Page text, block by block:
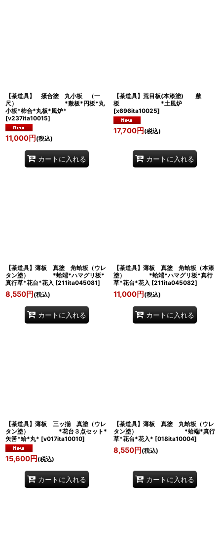
【茶道具】 掻合塗 丸小板 （一
尺） *敷板*円板*丸
小板*柿合*丸板*風炉*
[v237ita10015]
11,000円 (税込)
カートに入れる
【茶道具】荒目板(本漆塗) 敷
板 *土風炉
[x696ita10025]
17,700円 (税込)
カートに入れる
【茶道具】薄板 真塗 角蛤板（ウレ
タン塗） *蛤端*ハマグリ板*
真行草*花台*花入 [211ita045081]
8,550円 (税込)
カートに入れる
【茶道具】薄板 真塗 角蛤板（本漆
塗） *蛤端*ハマグリ板*真行
草*花台*花入 [211ita045082]
11,000円 (税込)
カートに入れる
【茶道具】薄板 三ッ揃 真塗（ウレ
タン塗） *花台３点セット*
矢筈*蛤*丸* [v017ita10010]
15,600円 (税込)
カートに入れる
【茶道具】薄板 真塗 丸蛤板（ウレ
タン塗） *蛤端*真行
草*花台*花入* [018ita10004]
8,550円 (税込)
カートに入れる